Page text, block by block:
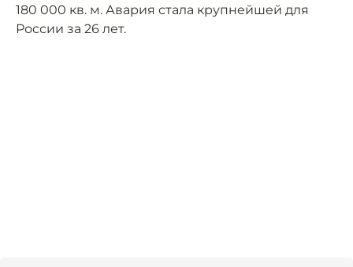
180 000 кв. м. Авария стала крупнейшей для
России за 26 лет.